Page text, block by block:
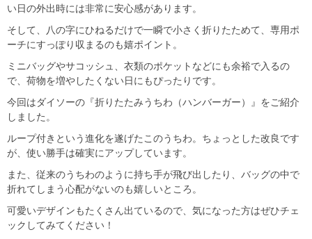
い日の外出時には非常に安心感があります。
そして、八の字にひねるだけで一瞬で小さく折りたためて、専用ポ
ーチにすっぽり収まるのも嬉ポイント。
ミニバッグやサコッシュ、衣類のポケットなどにも余裕で入るの
で、荷物を増やしたくない日にもぴったりです。
今回はダイソーの『折りたたみうちわ（ハンバーガー）』をご紹介
しました。
ループ付きという進化を遂げたこのうちわ。ちょっとした改良です
が、使い勝手は確実にアップしています。
また、従来のうちわのように持ち手が飛び出したり、バッグの中で
折れてしまう心配がないのも嬉しいところ。
可愛いデザインもたくさん出ているので、気になった方はぜひチェ
ックしてみてください！